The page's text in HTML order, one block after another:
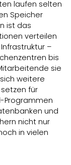
laufen selten
Speicher
ist das
verteilen
–
bis
sie
weitere
für
Programmen
und
nicht nur
in vielen